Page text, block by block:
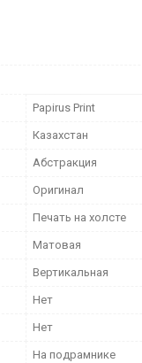
Papirus Print
Казахстан
Абстракция
Оригинал
Печать на холсте
Матовая
Вертикальная
Нет
Нет
На подрамнике